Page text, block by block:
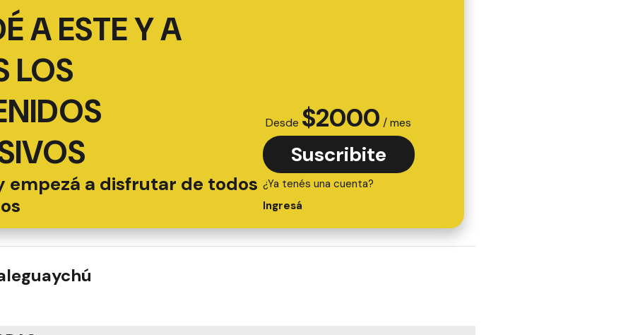
A ESTE Y A
LOS
empezá a disfrutar de todos
Desde $2000 / mes
Suscribite
¿Ya tenés una cuenta?
Ingresá